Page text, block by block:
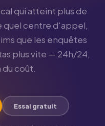
qui atteint plus de
quel centre d'appel,
que les enquêtes
plus vite — 24h/24,
du coût.
Essai gratuit